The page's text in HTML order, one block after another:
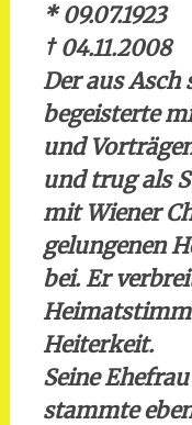
* 09.07.1923
† 04.11.2008
Der aus Asch
begeisterte
und
und trug als
mit Wiener
gelungenen
bei. Er
Heiterkeit.
Seine
stammte